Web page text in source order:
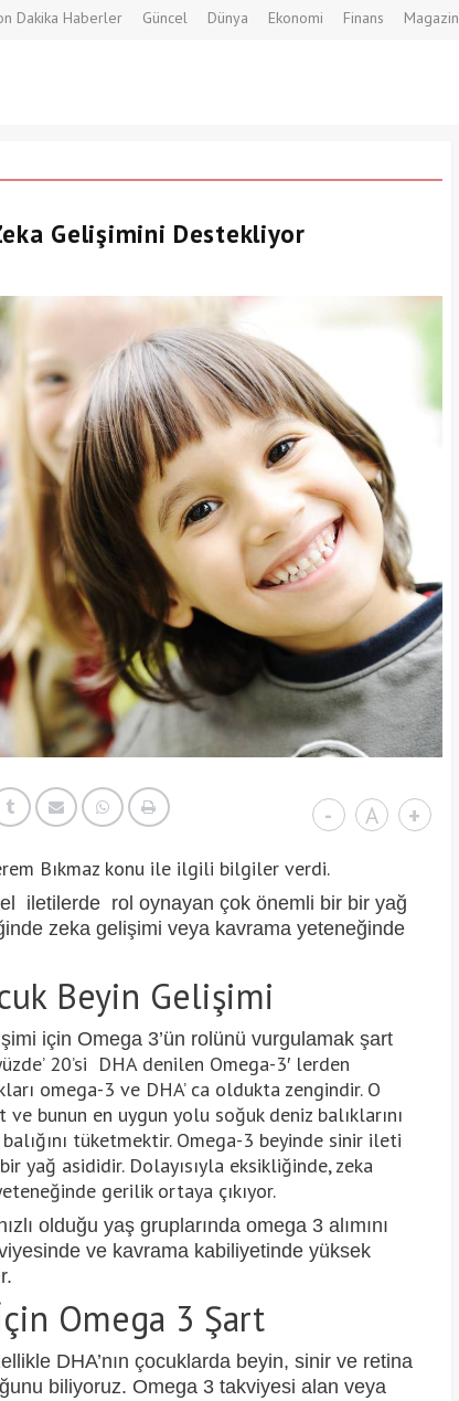
Dakika Haberler Güncel Dünya Ekonomi Finans Magazin
Gelişimini Destekliyor
- A +
Bıkmaz konu ile ilgili bilgiler verdi.
iletilerde rol oynayan çok önemli bir bir yağ
zeka gelişimi veya kavrama yeteneğinde
Beyin Gelişimi
için Omega 3’ün rolünü vurgulamak şart
20’si DHA denilen Omega-3′ lerden
omega-3 ve DHA’ ca oldukta zengindir. O
bunun en uygun yolu soğuk deniz balıklarını
tüketmektir. Omega-3 beyinde sinir ileti
yağ asididir. Dolayısıyla eksikliğinde, zeka
gerilik ortaya çıkıyor.
olduğu yaş gruplarında omega 3 alımını
ve kavrama kabiliyetinde yüksek
Omega 3 Şart
DHA’nın çocuklarda beyin, sinir ve retina
biliyoruz. Omega 3 takviyesi alan veya